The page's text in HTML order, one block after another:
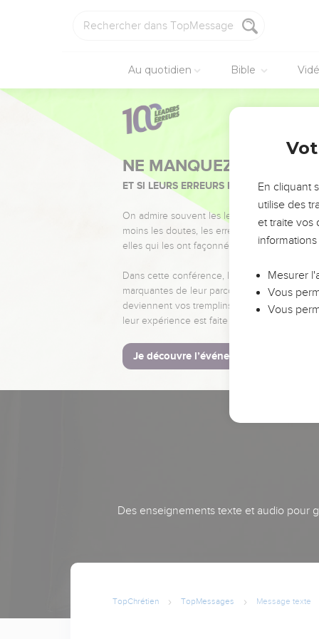
Au quotidien Bible
NE MANQUEZ PAS
ET SI LEURS ERREURS POUVAIENT VOUS
On admire souvent les leaders pour leurs
moins les doutes, les erreurs et les saisons
elles qui les ont façonnés.
Dans cette conférence, leaders,
marquantes de leur parcours et les clés
deviennent vos tremplins. Que vous
leur expérience est faite pour vous.
Je découvre l’événement
Des enseignements texte et audio pour
TopChrétien TopMessages Message texte
En cliquant
utilise des
et traite vos
Mesurer
Vous
Vous